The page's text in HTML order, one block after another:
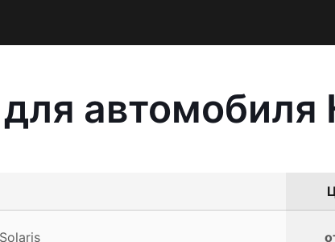
автомобиля